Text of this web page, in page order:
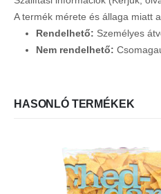
A termék mérete és állaga miatt
Rendelhető: Személyes
Nem rendelhető:
HASONLÓ TERMÉKEK